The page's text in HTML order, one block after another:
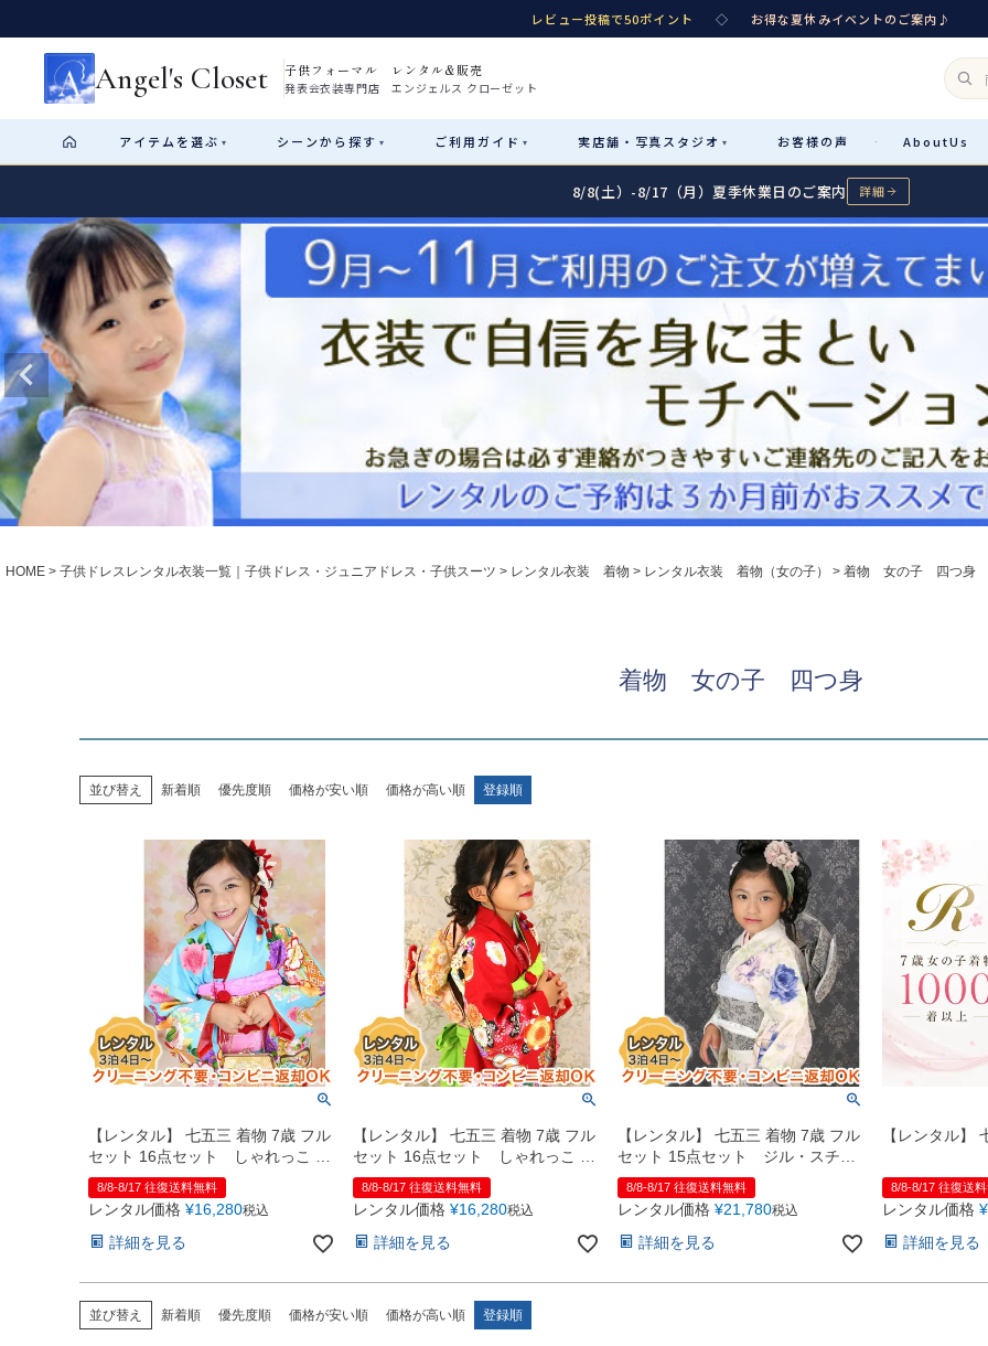
レビュー投稿で50ポイント ◇ お得な夏休みイベントのご案内♪
Angel's Closet 子供フォーマル レンタル&販売
発表会衣装専門店 エンジェルス クローゼット
アイテム を選ぶ ▾ シーンから探す ▾ ご利用ガイド ▾ 実店舗・ 写真スタジオ ▾ お客様の声 · AboutUs
カテゴリ詳細→ サイズで選ぶ→
Rental レンタル
女の子ドレス
小物・アクセ パニエ
アウター レディース
Sale販売
コスチューム
アクセサリー
性別・サイズで絞り込む→
Recital & Concours Wedding Graduation & Entrance
Start はじめに
01 ショップガイド（総合案内）
レンタル・販売の入口
02 サイズの選び方
測り方と目安
Angel's Closetについて
創業2003年からの想い
Rentalレンタル
04 レンタルのご案内
予約・配送・返却・料金
レンタルの流れ
06 あんしんパック
汚れ・キズ・破損の補償
茨城県土浦市大町14-16-1F
店舗を予約する →
Photography
特典 ヘアメイク・着付け
スタジオを予約 →
8/8(土）-8/17（月）夏季休業日のご案内 詳細
HOME 子供ドレスレンタル衣装一覧｜子供ドレス・ジュニアドレス・子供スーツ レンタル衣装 着物 レンタル衣装 着物（女の子） 着物 女の子 四つ身
着物 女の子 四つ身
並び替え 新着順 優先度順 価格が安い順 価格が高い順 登録順
【レンタル】 七五三 着物 7歳 フル
セット 16点セット しゃれっこ 水
色
8/8-8/17 往復送料無料
レンタル価格 ¥16,280税込
詳細を見る
【レンタル】 七五三 着物 7歳 フル
セット 16点セット しゃれっこ 赤
色
8/8-8/17 往復送料無料
レンタル価格 ¥16,280税込
詳細を見る
【レンタル】 七五三 着物 7歳 フル
セット 15点セット ジル・スチュ
アート
8/8-8/17 往復送料無料
レンタル価格 ¥21,780税込
詳細を見る
【レンタル】
8/8-8/17 往復送
レンタル価格 ¥
詳細を見る
並び替え 新着順 優先度順 価格が安い順 価格が高い順 登録順